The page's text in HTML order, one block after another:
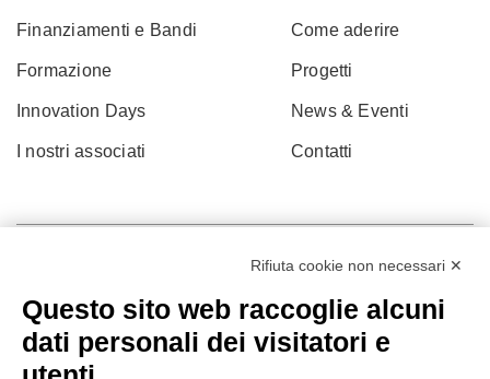
Finanziamenti e Bandi
Formazione
Innovation Days
I nostri associati
Come aderire
Progetti
News & Eventi
Contatti
Rifiuta cookie non necessari ✕
Questo sito web raccoglie alcuni
dati personali dei visitatori e